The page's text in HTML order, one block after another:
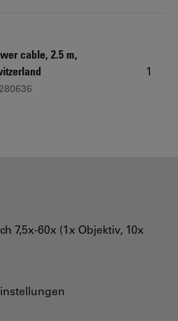
cable, 2.5 m,
1
7,5x‑60x (1x Objektiv, 10x